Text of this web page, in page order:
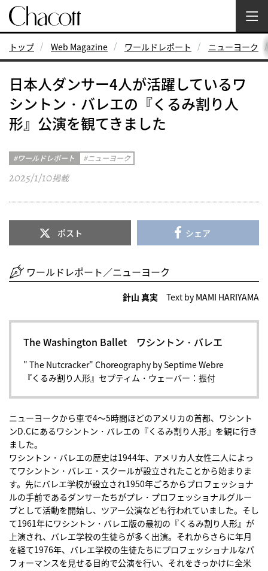
トップ Web Magazine ワールドレポート ニューヨーク
日本人ダンサー4人が活躍しているワ
シントン・バレエの『くるみ割り人
形』公演を観てきました
ワールドレポート ニューヨーク
2025/1/10掲載
ポスト シェア
ワールドレポート／ニューヨーク
針山 真実 Text by MAMI HARIYAMA
The Washington Ballet ワシントン・バレエ
" The Nutcracker" Choreography by Septime Webre
『くるみ割り人形』セプティム・ウェーバー：振付
ニューヨークから車で4～5時間ほどのアメリカの首都、ワシント
ンD.Cにあるワシントン・バレエの『くるみ割り人形』を観に行き
ました。
ワシントン・バレエの歴史は1944年、アメリカ人女性二人によっ
てワシントン・バレエ・スクールが設立されたことから始まりま
す。先にバレエ学校が設立され1950年ごろからプロフェッショナ
ルの手前であるダンサーたちがプレ・プロフェッショナルグルー
プとして活動を開始し、ツアー公演なども行われていました。そし
て1961年にワシントン・バレエ版の最初の『くるみ割り人形』が
上演され、バレエ学校の生徒らが多く出演。それからさらに年月
を経て1976年、バレエ学校の生徒たちにプロフェッショナルなパ
フォーマンスを見せる目的で公演を行い、それをきっかけに全米